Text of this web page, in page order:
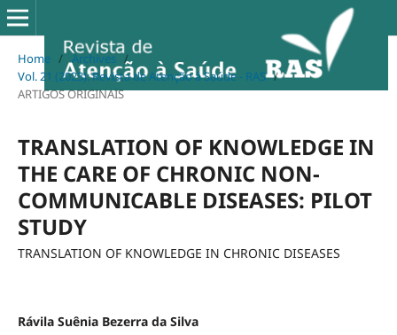
Home / Archives /
Vol. 21 (2023): Revista de Atenção à Saúde - RAS /
ARTIGOS ORIGINAIS
TRANSLATION OF KNOWLEDGE IN
THE CARE OF CHRONIC NON-
COMMUNICABLE DISEASES: PILOT
STUDY
TRANSLATION OF KNOWLEDGE IN CHRONIC DISEASES
Rávila Suênia Bezerra da Silva